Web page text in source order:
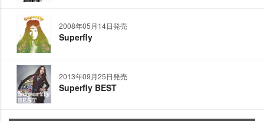
2008年05月14日発売
Superfly
2013年09月25日発売
Superfly BEST